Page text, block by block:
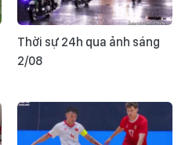
Thời sự 24h qua ảnh sáng
2/08